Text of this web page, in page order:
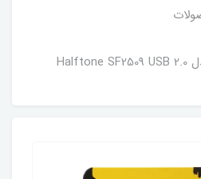
فلش مموری سیبراتون مدل Halftone SF2509 USB 2.0